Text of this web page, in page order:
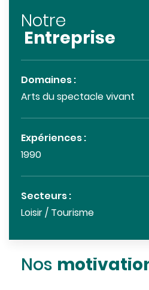
Notre
Entreprise
Domaines :
Arts du spectacle vivant
Expériences :
1990
Secteurs :
Loisir / Tourisme
Nos